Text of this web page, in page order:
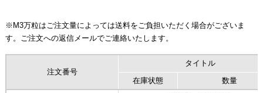
※M3万粒はご注文量によっては送料をご負担いただく場合がございま
す。ご注文への返信メールでご連絡いたします。
注文番号
タイトル
在庫状態
数量